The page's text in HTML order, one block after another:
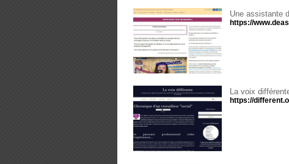
Une assistante
https://
La voix
https://